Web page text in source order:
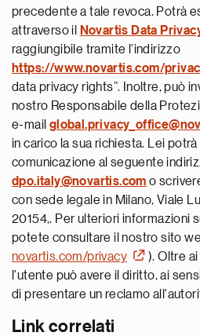
precedente a tale revoca. Potrà
attraverso il
Novartis Data
raggiungibile tramite l’indirizzo
https://www.novartis.com/
data privacy rights”. Inoltre, può
nostro Responsabile della
e-mail
in carico la sua richiesta. Lei
comunicazione al seguente
dpo.italy@novartis.com o
con sede legale in Milano, Viale
20154,. Per ulteriori informazioni
potete consultare il nostro sito
novartis.com/privacy
). Oltre
l'utente può avere il diritto, ai
di presentare un reclamo
Link correlati